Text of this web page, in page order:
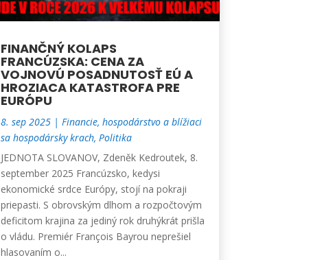
FINANČNÝ KOLAPS
FRANCÚZSKA: CENA ZA
VOJNOVÚ POSADNUTOSŤ EÚ A
HROZIACA KATASTROFA PRE
EURÓPU
8. sep 2025| Financie, hospodárstvo a blížiaci
sa hospodársky krach, Politika
JEDNOTA SLOVANOV, Zdeněk Kedroutek, 8.
september 2025 Francúzsko, kedysi
ekonomické srdce Európy, stojí na pokraji
priepasti. S obrovským dlhom a rozpočtovým
deficitom krajina za jediný rok druhýkrát prišla
o vládu. Premiér François Bayrou neprešiel
hlasovaním o...